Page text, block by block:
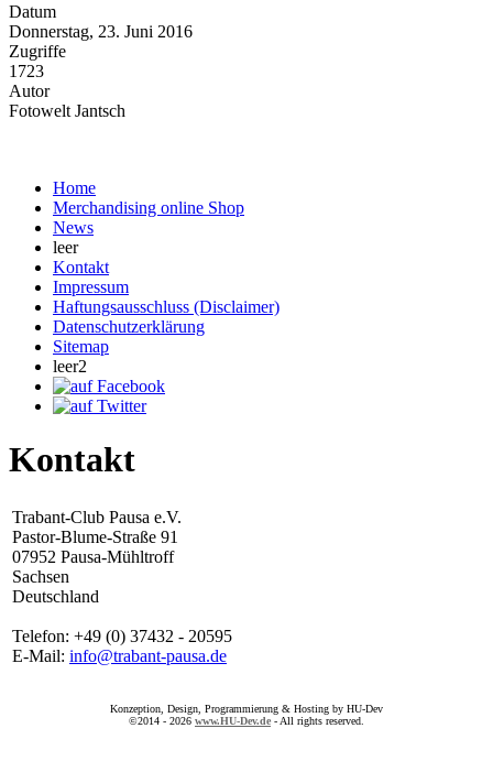
Datum
Donnerstag, 23. Juni 2016
Zugriffe
1723
Autor
Fotowelt Jantsch
Home
Merchandising online Shop
News
leer
Kontakt
Impressum
Haftungsausschluss (Disclaimer)
Datenschutzerklärung
Sitemap
leer2
Kontakt
Trabant-Club Pausa e.V.
Pastor-Blume-Straße 91
07952 Pausa-Mühltroff
Sachsen
Deutschland
Telefon: +49 (0) 37432 - 20595
E-Mail: info@trabant-pausa.de
Konzeption, Design, Programmierung & Hosting by HU-Dev
©2014 - 2026 www.HU-Dev.de - All rights reserved.